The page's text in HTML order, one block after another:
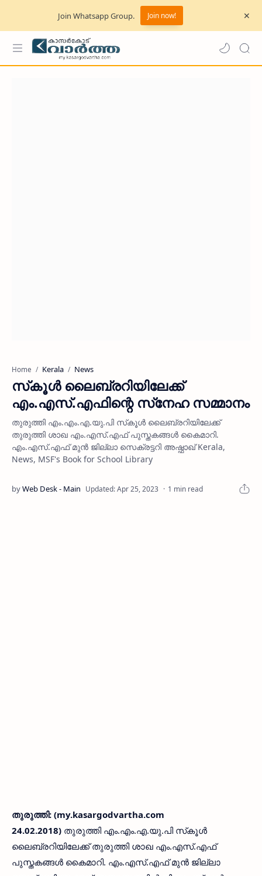
Join Whatsapp Group. Join now!
Home Kerala News
സ്‌കൂള്‍ ലൈബ്രറിയിലേക്ക്
എം.എസ്.എഫിന്റെ സ്‌നേഹ സമ്മാനം
തുരുത്തി എം.എം.എ.യു.പി സ്‌കൂള്‍ ലൈബ്രറിയിലേക്ക്
തുരുത്തി ശാഖ എം.എസ്.എഫ് പുസ്തകങ്ങള്‍ കൈമാറി.
എം.എസ്.എഫ് മുന്‍ ജില്ലാ സെക്രട്ടറി അഷ്ഫാഖ് Kerala,
News, MSF's Book for School Library
1 min read
തുരുത്തി: (my.kasargodvartha.com
24.02.2018) തുരുത്തി എം.എം.എ.യു.പി സ്‌കൂള്‍
ലൈബ്രറിയിലേക്ക് തുരുത്തി ശാഖ എം.എസ്.എഫ്
പുസ്തകങ്ങള്‍ കൈമാറി. എം.എസ്.എഫ് മുന്‍ ജില്ലാ